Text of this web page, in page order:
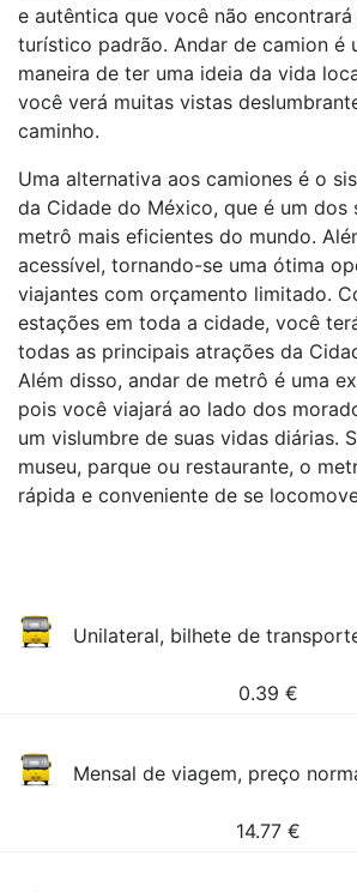
e autêntica que você não
turístico padrão. Andar de camion é
maneira de ter uma ideia da vida
você verá muitas vistas
caminho.
Uma alternativa aos camiones é o
da Cidade do México, que é um dos
metrô mais eficientes do mundo.
acessível, tornando-se uma ótima
viajantes com orçamento limitado.
estações em toda a cidade, você
todas as principais atrações da
Além disso, andar de metrô é uma
pois você viajará ao lado dos
um vislumbre de suas vidas diárias.
museu, parque ou restaurante, o
rápida e conveniente de se
Unilateral, bilhete de
0.39 €
Mensal de viagem, preço
14.77 €